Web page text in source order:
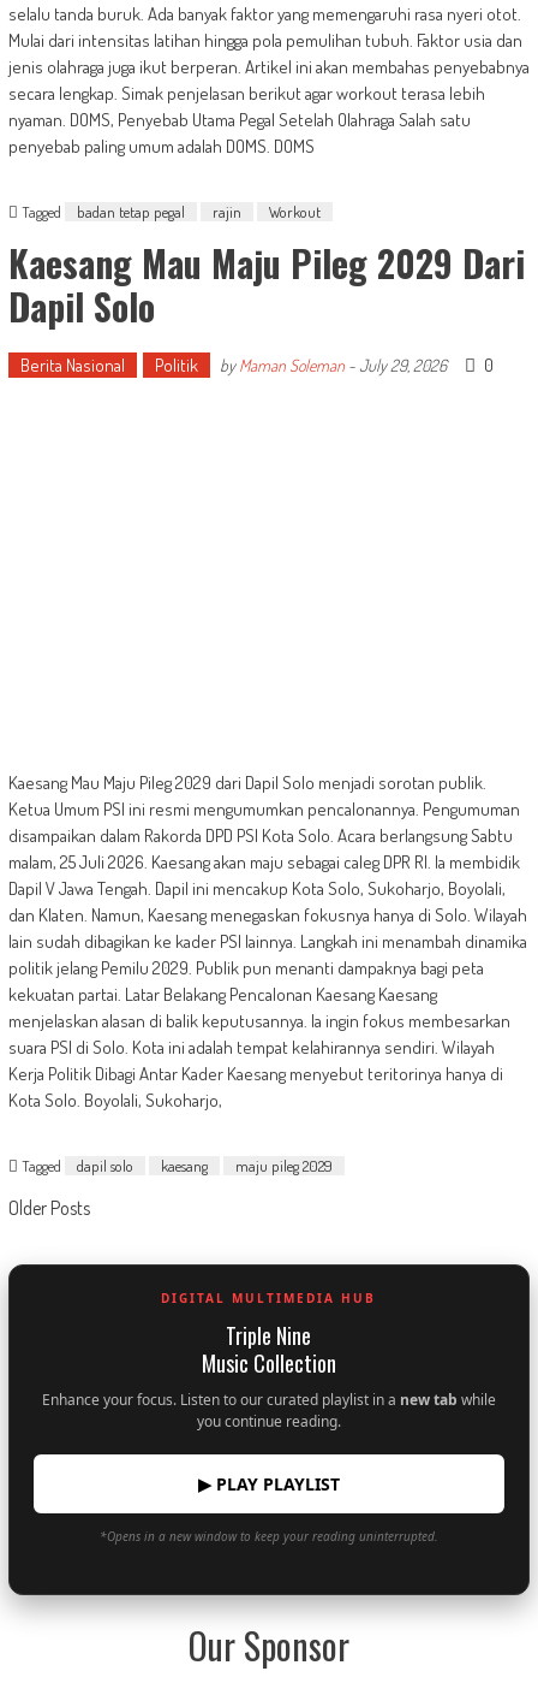
selalu tanda buruk. Ada banyak faktor yang memengaruhi rasa nyeri otot.
Mulai dari intensitas latihan hingga pola pemulihan tubuh. Faktor usia dan
jenis olahraga juga ikut berperan. Artikel ini akan membahas penyebabnya
secara lengkap. Simak penjelasan berikut agar workout terasa lebih
nyaman. DOMS, Penyebab Utama Pegal Setelah Olahraga Salah satu
penyebab paling umum adalah DOMS. DOMS
Tagged badan tetap pegal rajin Workout
Kaesang Mau Maju Pileg 2029 Dari
Dapil Solo
Berita Nasional Politik byMaman Soleman-July 29, 2026 0
Kaesang Mau Maju Pileg 2029 dari Dapil Solo menjadi sorotan publik.
Ketua Umum PSI ini resmi mengumumkan pencalonannya. Pengumuman
disampaikan dalam Rakorda DPD PSI Kota Solo. Acara berlangsung Sabtu
malam, 25 Juli 2026. Kaesang akan maju sebagai caleg DPR RI. Ia membidik
Dapil V Jawa Tengah. Dapil ini mencakup Kota Solo, Sukoharjo, Boyolali,
dan Klaten. Namun, Kaesang menegaskan fokusnya hanya di Solo. Wilayah
lain sudah dibagikan ke kader PSI lainnya. Langkah ini menambah dinamika
politik jelang Pemilu 2029. Publik pun menanti dampaknya bagi peta
kekuatan partai. Latar Belakang Pencalonan Kaesang Kaesang
menjelaskan alasan di balik keputusannya. Ia ingin fokus membesarkan
suara PSI di Solo. Kota ini adalah tempat kelahirannya sendiri. Wilayah
Kerja Politik Dibagi Antar Kader Kaesang menyebut teritorinya hanya di
Kota Solo. Boyolali, Sukoharjo,
Tagged dapil solo kaesang maju pileg 2029
Posts
navigation
Older Posts
DIGITAL MULTIMEDIA HUB
Triple Nine
Music Collection
Enhance your focus. Listen to our curated playlist in a new tab while
you continue reading.
▶ PLAY PLAYLIST
*Opens in a new window to keep your reading uninterrupted.
Our Sponsor